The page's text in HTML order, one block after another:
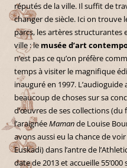
réputés de la ville. Il suffit de
changer de siècle. Ici on trouve
parcs, les artères structurantes
ville : le musée d’art
n’est pas ce qu’on préfère
temps à visiter le magnifique
inauguré en 1997.
beaucoup de choses sur sa
d’œuvres de ses collections (du
l’araignéeMamande Louise
avons aussi eu la chance de
Euskadi) dans l’antre de
date de 2013 et accueille